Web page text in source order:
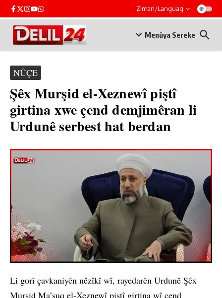
Skip to content Ziman/Languag
Menûya Sereke
NÛÇE
Şêx Murşid el-Xeznewî piştî
girtina xwe çend demjimêran li
Urdunê serbest hat berdan
Li gorî çavkaniyên nêzîkî wî, rayedarên Urdunê Şêx
Murşid Ma’şuq el-Xeznewî piştî girtina wî çend